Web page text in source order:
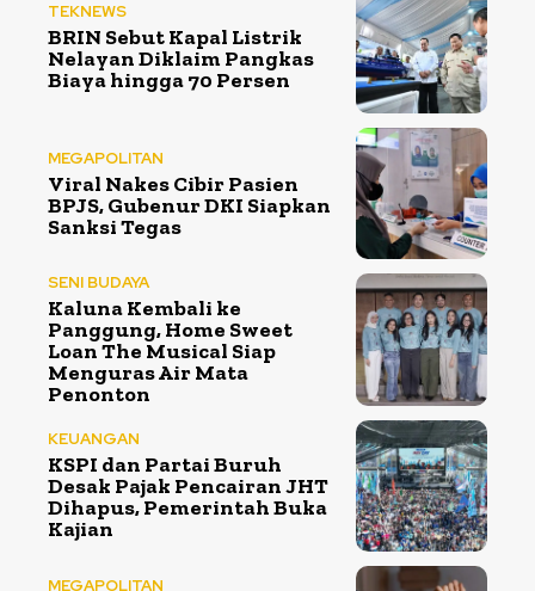
TEKNEWS
BRIN Sebut Kapal Listrik
Nelayan Diklaim Pangkas
Biaya hingga 70 Persen
MEGAPOLITAN
Viral Nakes Cibir Pasien
BPJS, Gubenur DKI Siapkan
Sanksi Tegas
SENI BUDAYA
Kaluna Kembali ke
Panggung, Home Sweet
Loan The Musical Siap
Menguras Air Mata
Penonton
KEUANGAN
KSPI dan Partai Buruh
Desak Pajak Pencairan JHT
Dihapus, Pemerintah Buka
Kajian
MEGAPOLITAN